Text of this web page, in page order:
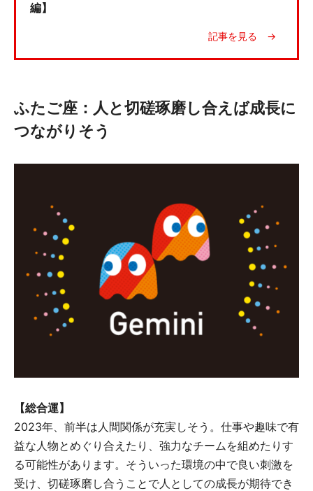
編】
ふたご座：人と切磋琢磨し合えば成長に
つながりそう
【総合運】
2023年、前半は人間関係が充実しそう。仕事や趣味で有
益な人物とめぐり合えたり、強力なチームを組めたりす
る可能性があります。そういった環境の中で良い刺激を
受け、切磋琢磨し合うことで人としての成長が期待でき